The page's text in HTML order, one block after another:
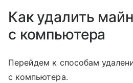
Как удалить
с компьютера
Перейдем к способам
с компьютера.